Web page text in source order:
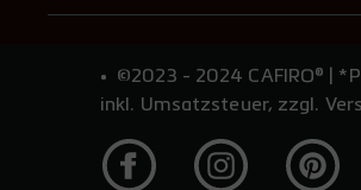
©2023 - 2024 CAFIRO® |
inkl. Umsatzsteuer, zzgl.